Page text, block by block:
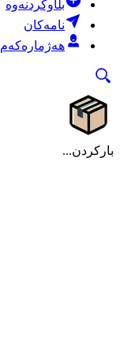
بڵاوکردنەوە
نامەکان
هەژمارەکەم
بارکردن...